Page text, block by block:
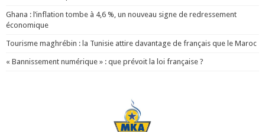
Ghana : l’inflation tombe à 4,6 %, un nouveau signe de redressement
économique
Tourisme maghrébin : la Tunisie attire davantage de français que le Maroc
« Bannissement numérique » : que prévoit la loi française ?